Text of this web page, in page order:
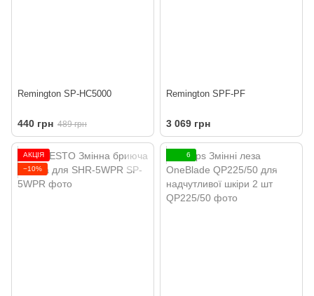
Remington SP-HC5000
440 грн 489 грн
Remington SPF-PF
3 069 грн
АКЦІЯ
−10%
6